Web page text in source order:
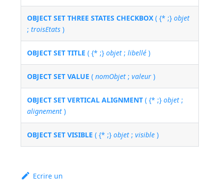
OBJECT SET THREE STATES CHECKBOX ( {* ;}objet
;troisEtats )
OBJECT SET TITLE ( {* ;}objet ;libellé )
OBJECT SET VALUE (nomObjet ;valeur )
OBJECT SET VERTICAL ALIGNMENT ( {* ;}objet ;
alignement )
OBJECT SET VISIBLE ( {* ;}objet ;visible )
Ecrire un